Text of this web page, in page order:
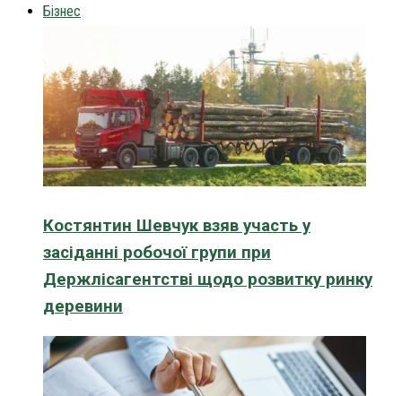
Бізнес
Костянтин Шевчук взяв участь у
засіданні робочої групи при
Держлісагентстві щодо розвитку ринку
деревини